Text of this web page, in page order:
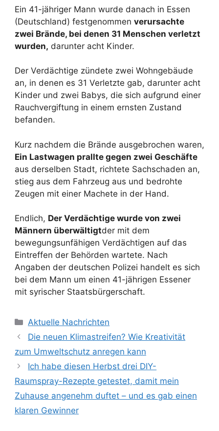
Ein 41-jähriger Mann wurde danach in Essen
(Deutschland) festgenommen verursachte
zwei Brände, bei denen 31 Menschen verletzt
wurden, darunter acht Kinder.
Der Verdächtige zündete zwei Wohngebäude
an, in denen es 31 Verletzte gab, darunter acht
Kinder und zwei Babys, die sich aufgrund einer
Rauchvergiftung in einem ernsten Zustand
befanden.
Kurz nachdem die Brände ausgebrochen waren,
Ein Lastwagen prallte gegen zwei Geschäfte
aus derselben Stadt, richtete Sachschaden an,
stieg aus dem Fahrzeug aus und bedrohte
Zeugen mit einer Machete in der Hand.
Endlich, Der Verdächtige wurde von zwei
Männern überwältigtder mit dem
bewegungsunfähigen Verdächtigen auf das
Eintreffen der Behörden wartete. Nach
Angaben der deutschen Polizei handelt es sich
bei dem Mann um einen 41-jährigen Essener
mit syrischer Staatsbürgerschaft.
Kategorien
Aktuelle Nachrichten
Die neuen Klimastreifen? Wie Kreativität
zum Umweltschutz anregen kann
Ich habe diesen Herbst drei DIY-
Raumspray-Rezepte getestet, damit mein
Zuhause angenehm duftet – und es gab einen
klaren Gewinner